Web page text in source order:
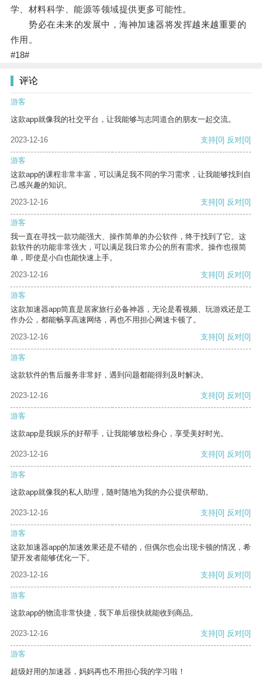
学、材料科学、能源等领域提供更多可能性。
势必在未来的发展中，海神加速器将发挥越来越重要的
作用。
#18#
评论
游客
这款app就像我的社交平台，让我能够与志同道合的朋友一起交流。
2023-12-16 支持[0] 反对[0]
游客
这款app的课程非常丰富，可以满足我不同的学习需求，让我能够找到自
己感兴趣的知识。
2023-12-16
支持[0] 反对[0]
游客
我一直在寻找一款功能强大、操作简单的办公软件，终于找到了它。这
款软件的功能非常强大，可以满足我日常办公的所有需求。操作也很简
单，即使是小白也能快速上手。
2023-12-16
支持[0] 反对[0]
游客
这款加速器app简直是居家旅行必备神器，无论是看视频、玩游戏还是工
作办公，都能畅享高速网络，再也不用担心网速卡顿了。
2023-12-16
支持[0] 反对[0]
游客
这款软件的售后服务非常好，遇到问题都能得到及时解决。
2023-12-16 支持[0] 反对[0]
游客
这款app是我娱乐的好帮手，让我能够放松身心，享受美好时光。
2023-12-16 支持[0] 反对[0]
游客
这款app就像我的私人助理，随时随地为我的办公提供帮助。
2023-12-16 支持[0] 反对[0]
游客
这款加速器app的加速效果还是不错的，但偶尔也会出现卡顿的情况，希
望开发者能够优化一下。
2023-12-16
支持[0] 反对[0]
游客
这款app的物流非常快捷，我下单后很快就能收到商品。
2023-12-16 支持[0] 反对[0]
游客
超级好用的加速器，妈妈再也不用担心我的学习啦！